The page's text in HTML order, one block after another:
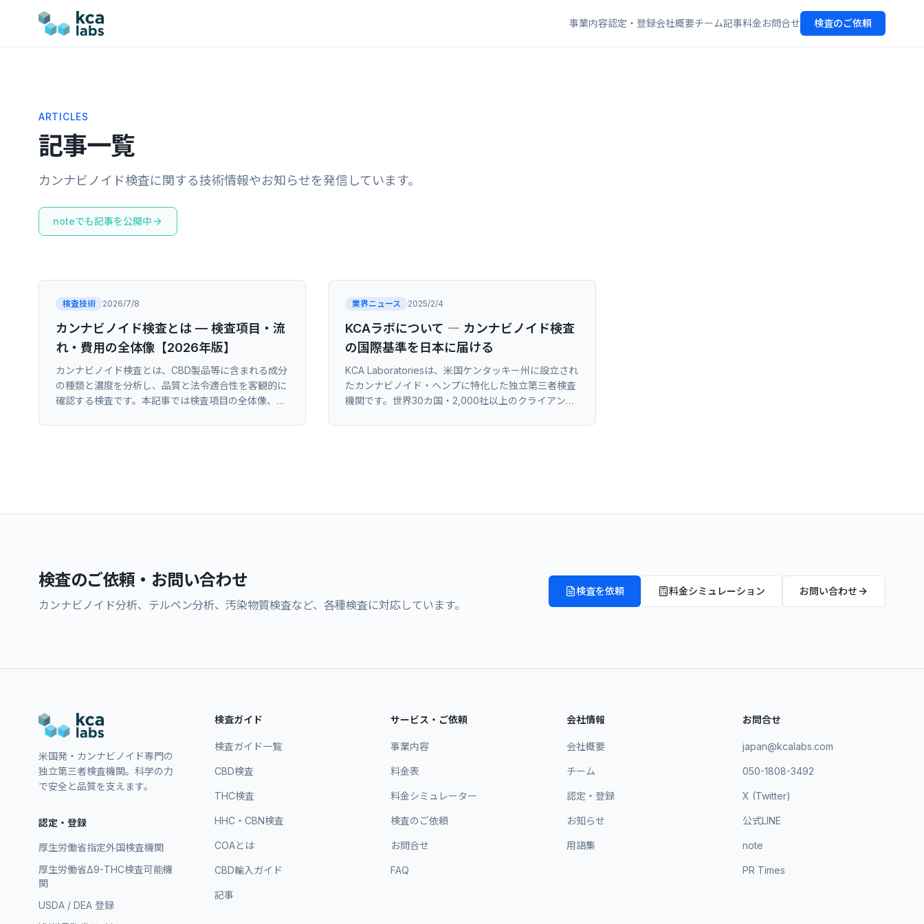
事業内容認定・登録会社概要チーム記事料金お問合せ 検査のご依頼
ARTICLES
記事一覧
カンナビノイド検査に関する技術情報やお知らせを発信しています。
noteでも記事を公開中
検査技術 2026/7/8
カンナビノイド検査とは — 検査項目・流
れ・費用の全体像【2026年版】
カンナビノイド検査とは、CBD製品等に含まれる成分
の種類と濃度を分析し、品質と法令適合性を客観的に
確認する検査です。本記事では検査項目の全体像、依
業界ニュース 2025/2/4
KCAラボについて ― カンナビノイド検査
の国際基準を日本に届ける
KCA Laboratoriesは、米国ケンタッキー州に設立され
たカンナビノイド・ヘンプに特化した独立第三者検査
機関です。世界30カ国・2,000社以上のクライアント
検査のご依頼・お問い合わせ
カンナビノイド分析、テルペン分析、汚染物質検査など、各種検査に対応しています。
検査を依頼 料金シミュレーション お問い合わせ
米国発・カンナビノイド専門の
独立第三者検査機関。科学の力
で安全と品質を支えます。
認定・登録
厚生労働省指定外国検査機関
厚生労働省Δ9-THC検査可能機
関
USDA / DEA 登録
検査ガイド
検査ガイド一覧
CBD検査
THC検査
HHC・CBN検査
COAとは
CBD輸入ガイド
記事
サービス・ご依頼
事業内容
料金表
料金シミュレーター
検査のご依頼
お問合せ
FAQ
会社情報
会社概要
チーム
認定・登録
お知らせ
用語集
お問合せ
japan@kcalabs.com
050-1808-3492
X (Twitter)
公式LINE
note
PR Times